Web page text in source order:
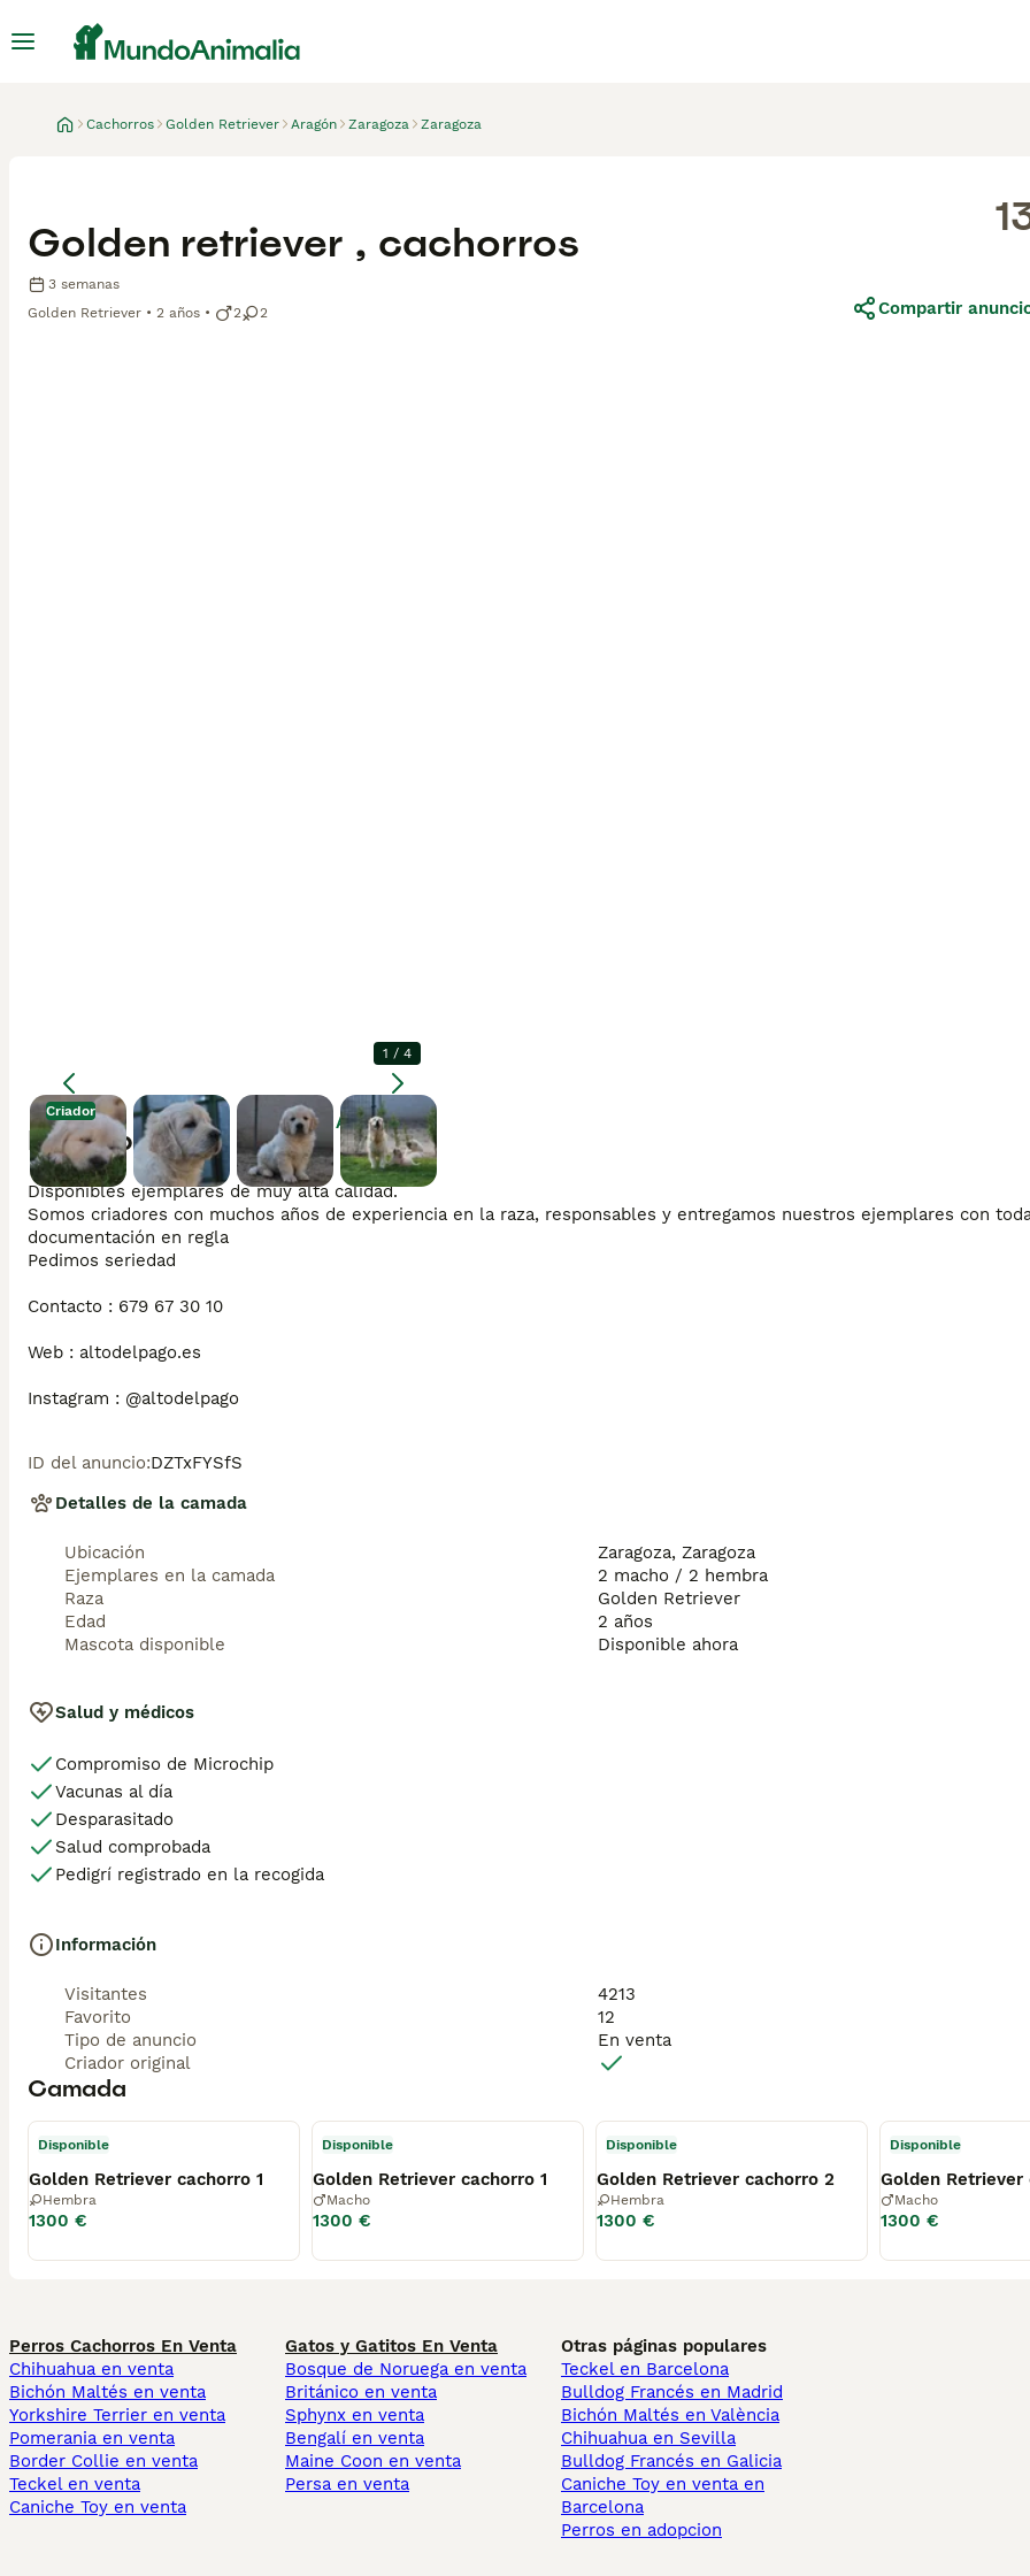
Cachorros Golden Retriever Aragón Zaragoza Zaragoza
Criador
Agrandar
1 / 4
Golden retriever , cachorros
3 semanas
Golden Retriever
2 años 2 2 Compartir
Descripción
Disponibles ejemplares de muy alta calidad.
Somos criadores con muchos años de experiencia en la raza, responsables y entregamos nuestros ejemplares con
documentación en regla
Pedimos seriedad
Contacto : 679 67 30 10
Web : altodelpago.es
Instagram : @altodelpago
ID del anuncio:DZTxFYSfS
Detalles de la camada
Ubicación
Zaragoza, Zaragoza
Ejemplares en la camada
2 macho / 2 hembra
Raza
Golden Retriever
Edad
2 años
Mascota disponible
Disponible ahora
Salud y médicos
Compromiso de Microchip
Vacunas al día
Desparasitado
Salud comprobada
Pedigrí registrado en la recogida
Información
Visitantes
4213
Favorito
12
Tipo de anuncio
En venta
Criador original
Camada
Disponible
Golden Retriever cachorro 1
Hembra
1300 €
Disponible
Golden Retriever cachorro 1
Macho
1300 €
Disponible
Golden Retriever cachorro 2
Hembra
1300 €
Disponible
Golden Retriever
Macho
1300 €
Perros Cachorros En Venta
Chihuahua en venta
Bichón Maltés en venta
Yorkshire Terrier en venta
Pomerania en venta
Border Collie en venta
Teckel en venta
Caniche Toy en venta
Gatos y Gatitos En Venta
Bosque de Noruega en venta
Británico en venta
Sphynx en venta
Bengalí en venta
Maine Coon en venta
Persa en venta
Otras páginas populares
Teckel en Barcelona
Bulldog Francés en Madrid
Bichón Maltés en València
Chihuahua en Sevilla
Bulldog Francés en Galicia
Caniche Toy en venta en
Barcelona
Perros en adopcion